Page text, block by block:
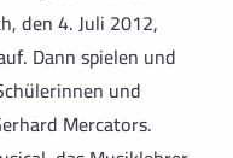
den 4. Juli 2012,
Dann spielen und
und
Mercators.